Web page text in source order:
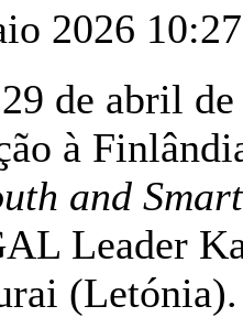
2026 10:27
de abril
à
and
Leader
(Letónia).